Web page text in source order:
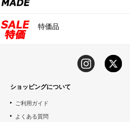
特価品
ショッピングについて
ご利用ガイド
よくある質問